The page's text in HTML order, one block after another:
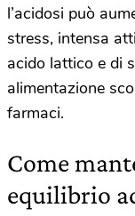
l’acidosi può
stress, intensa
acido lattico e di
alimentazione
farmaci.
Come
equilibrio